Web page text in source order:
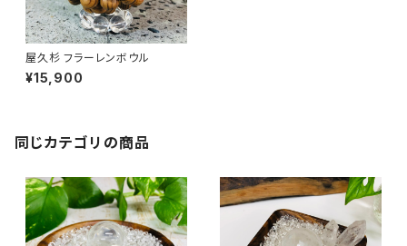
屋久杉 フラーレンボウル
¥15,900
同じカテゴリの商品